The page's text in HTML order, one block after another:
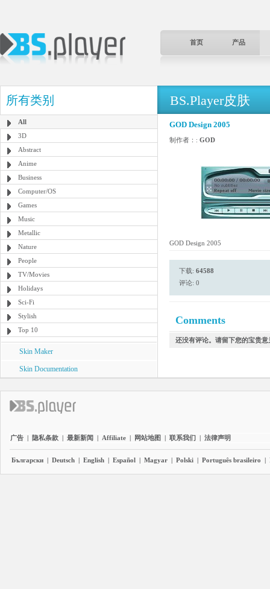
首页 产品
所有类别
All
3D
Abstract
Anime
Business
Computer/OS
Games
Music
Metallic
Nature
People
TV/Movies
Holidays
Sci-Fi
Stylish
Top 10
Skin Maker
Skin Documentation
BS.Player皮肤
GOD Design 2005
制作者：: GOD
GOD Design 2005
下载: 64588
评论: 0
Comments
还没有评论。请留下您的宝贵意
广告 | 隐私条款 | 最新新闻 | Affiliate | 网站地图 | 联系我们 | 法律声明
Български | Deutsch | English | Español | Magyar | Polski | Português brasileiro |